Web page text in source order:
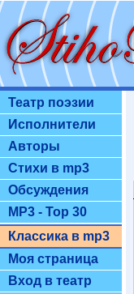
Театр поэзии
Исполнители
Авторы
Стихи в mp3
Обсуждения
MP3 - Top 30
Классика в mp3
Моя страница
Вход в театр